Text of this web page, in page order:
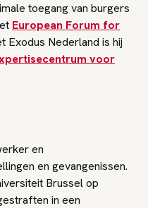
toegang van burgers
European Forum for
Exodus Nederland is hij
voor
en
en gevangenissen.
Brussel op
in een